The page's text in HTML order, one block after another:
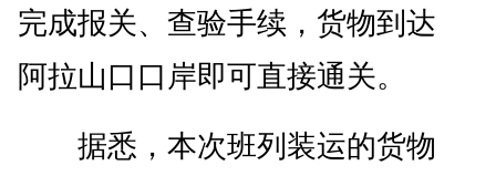
完成报关、查验手续，货物到达
阿拉山口口岸即可直接通关。
据悉，本次班列装运的货物